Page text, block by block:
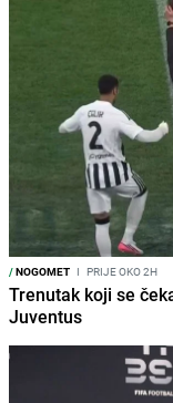
/NOGOMET I PRIJE OKO 2H
Trenutak koji se
Juventus